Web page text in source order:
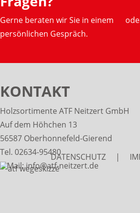
Gerne beraten wir Sie in einem
persönlichen Gespräch.
KONTAKT
Holzsortimente ATF Neitzert GmbH
Auf dem Höhchen 13
56587 Oberhonnefeld-Gierend
Tel. 02634-95480
E-Mail:info@atf-neitzert.de
DATENSCHUTZ |